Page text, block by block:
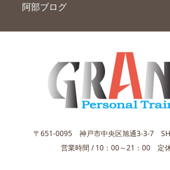
阿部ブログ
〒651-0095 神戸市中央区旭通3-3-7
営業時間 / 10：00～21：00 定